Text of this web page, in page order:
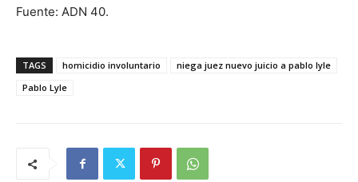
Fuente: ADN 40.
TAGS homicidio involuntario
niega juez nuevo juicio a pablo lyle
Pablo Lyle